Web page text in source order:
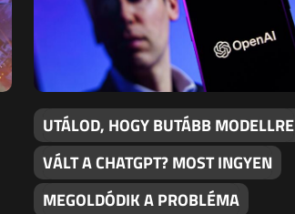
UTÁLOD, HOGY BUTÁBB MODELLRE
VÁLT A CHATGPT? MOST INGYEN
MEGOLDÓDIK A PROBLÉMA